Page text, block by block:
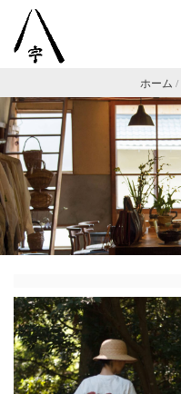
ホーム /